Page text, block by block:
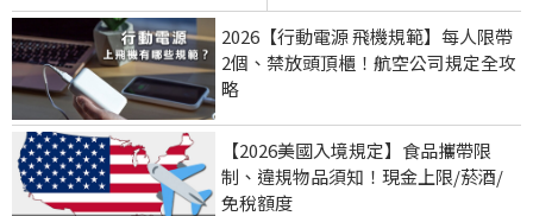
2026【行動電源 飛機規範】每人限帶
2個、禁放頭頂櫃！航空公司規定全攻
略
【2026美國入境規定】食品攜帶限
制、違規物品須知！現金上限/菸酒/
免稅額度